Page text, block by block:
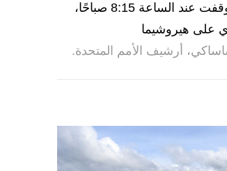
ساعة يد متفحمة توقفت عند الساعة 8:15 صباحًا،
على هيروشيما
أرشيف الأمم المتحدة.